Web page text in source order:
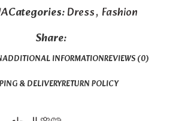
Categories:Dress, Fashion
Share:
ADDITIONAL INFORMATIONREVIEWS (0)
& DELIVERYRETURN POLICY